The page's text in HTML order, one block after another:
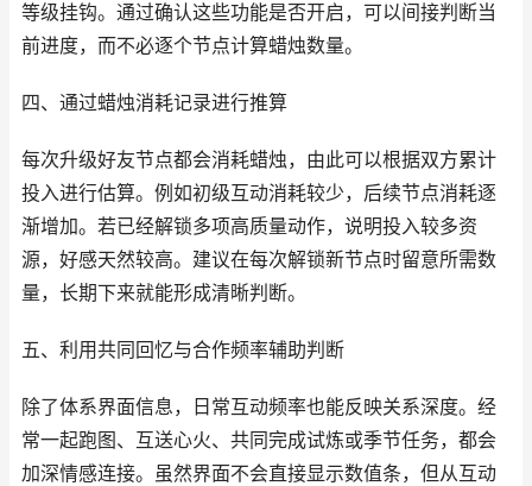
等级挂钩。通过确认这些功能是否开启，可以间接判断当
前进度，而不必逐个节点计算蜡烛数量。
四、通过蜡烛消耗记录进行推算
每次升级好友节点都会消耗蜡烛，由此可以根据双方累计
投入进行估算。例如初级互动消耗较少，后续节点消耗逐
渐增加。若已经解锁多项高质量动作，说明投入较多资
源，好感天然较高。建议在每次解锁新节点时留意所需数
量，长期下来就能形成清晰判断。
五、利用共同回忆与合作频率辅助判断
除了体系界面信息，日常互动频率也能反映关系深度。经
常一起跑图、互送心火、共同完成试炼或季节任务，都会
加深情感连接。虽然界面不会直接显示数值条，但从互动